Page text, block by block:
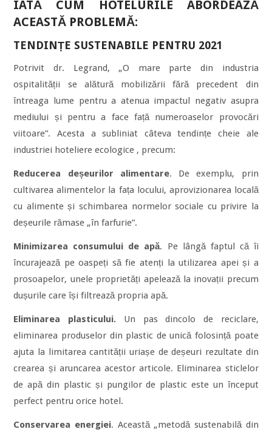
IATĂ CUM HOTELURILE ABORDEAZĂ
ACEASTĂ PROBLEMĂ:
TENDINȚE SUSTENABILE PENTRU 2021
Potrivit dr. Legrand, „O mare parte din industria
ospitalității se alătură mobilizării fără precedent din
întreaga lume pentru a atenua impactul negativ asupra
mediului și pentru a face față numeroaselor provocări
viitoare”. Acesta a subliniat câteva tendințe cheie ale
industriei hoteliere ecologice , precum:
Reducerea deșeurilor alimentare. De exemplu, prin
cultivarea alimentelor la fața locului, aprovizionarea locală
cu alimente și schimbarea normelor sociale cu privire la
deșeurile rămase „în farfurie”.
Minimizarea consumului de apă. Pe lângă faptul că îi
încurajează pe oaspeți să fie atenți la utilizarea apei și a
prosoapelor, unele proprietăți apelează la inovații precum
dușurile care își filtrează propria apă.
Eliminarea plasticului. Un pas dincolo de reciclare,
eliminarea produselor din plastic de unică folosință poate
ajuta la limitarea cantității uriașe de deșeuri rezultate din
crearea și aruncarea acestor articole. Eliminarea sticlelor
de apă din plastic și pungilor de plastic este un început
perfect pentru orice hotel.
Conservarea energiei. Această „metodă sustenabilă din